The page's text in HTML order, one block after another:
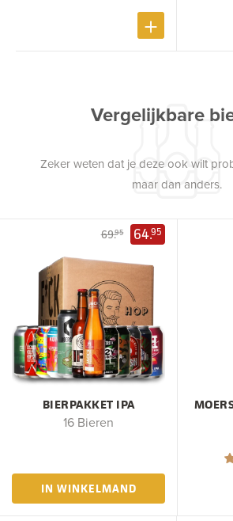
Vergelijkbare
Zeker weten dat je deze ook wilt
maar dan anders.
69.95 64.95
BIERPAKKET IPA
16 Bieren
IN WINKELMAND